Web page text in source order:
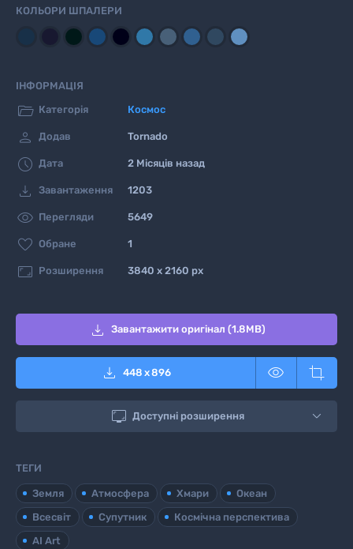
КОЛЬОРИ ШПАЛЕРИ
ІНФОРМАЦІЯ
 Категорія Космос
 Додав Tornado
 Дата 2 Місяців назад
 Завантаження 1203
 Перегляди 5649
 Обране 1
 Розширення 3840 x 2160 px
 Завантажити оригінал (1.8MB)
 448 x896  
 Доступні розширення
ТЕГИ
Земля Атмосфера Хмари
Океан
Всесвіт
Супутник
Космічна перспектива
AI Art